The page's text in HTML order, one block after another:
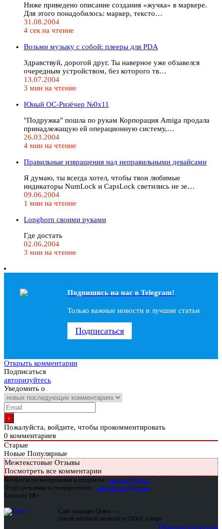
Ниже приведено описание создания «жучка» в маркере.
Для этого понадобилось: маркер, тексто…
31.08.2004
4 сек на чтение
Возьми музыку с собой: плееры для PDA
Здравствуй, дорогой друг. Ты наверное уже обзавелся
очередным устройством, без которого тв…
13.07.2004
3 мин на чтение
Юный ОС-Ризёчер №0x11
"Подружка" пошла по рукам Корпорация Amiga продала
принадлежащую ей операционную систему,…
26.03.2004
4 мин на чтение
Правильные извращения над неправильными девайсами
Я думаю, ты всегда хотел, чтобы твои любимые
индикаторы NumLock и CapsLock светились не зе…
09.06.2004
1 мин на чтение
Longhorn своими руками
Где достать
02.06.2004
3 мин на чтение
Подпишись на наc в Telegram!
Только важные новости и лучшие статьи
Подписаться
Открыть комментарии
Подписаться
авторизуйтесь
Уведомить о
Пожалуйста, войдите, чтобы прокомментировать
0 комментариев
Старые
Новые Популярные
Межтекстовые Отзывы
Посмотреть все комментарии
Вопросы по материалам и подписке: support@glc.ru
Отдел рекламы и спецпроектов: yakovleva.a@glc.ru
Контент 18+
Сайт защищен Qrator —
самой забойной защитой от DDoS в мире
Подписка для физлиц